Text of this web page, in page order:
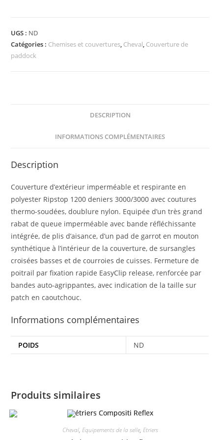
-
TYREX
Aisance
UGS : ND
Catégories : Chemises et couvertures Cheval Couverture de
paddock
DESCRIPTION
INFORMATIONS COMPLÉMENTAIRES
Description
Couverture d’extérieur imperméable et respirante en
polyester Ripstop 1200 deniers 3000/3000 avec coutures
thermo-soudées, doublure nylon. Equipée d’un très grand
rabat de queue imperméable avec bande réfléchissante
intégrée, de plis d’aisance, d’un pad de garrot en mouton
synthétique à l’intérieur de la couverture, de sursangles
croisées basses et de courroies de cuisses. Fermeture de
poitrail par fixation rapide EasyClip release, renforcée par
bandes auto-agrippantes, avec indication de la taille sur
patch en caoutchouc.
Informations complémentaires
POIDS ND
Produits similaires
Cheval, Equipements de la selle, Etriers